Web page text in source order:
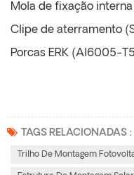
Mola de fixação
Clipe de aterramento
Porcas ERK (Al6005-
TAGS RELACIONADAS :
Trilho De Montagem